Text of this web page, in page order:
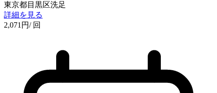
東京都目黒区洗足
詳細を見る
2,071 円/ 回